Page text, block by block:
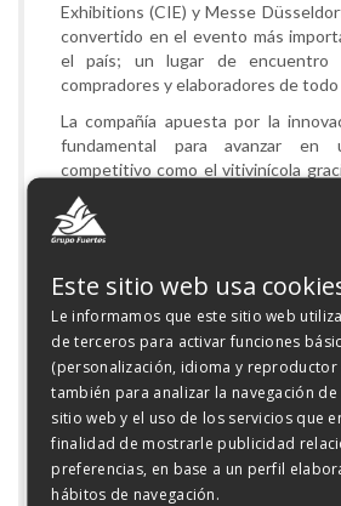
Exhibitions (CIE) y Messe
convertido en el evento más
el país; un lugar de encuentro
compradores y elaboradores de
La compañía apuesta por la
fundamental para avanzar en
competitivo como el vitivinícola
gama de vinos adaptados a los
comercialización y reconocidos
su relación calidad precio.
Bodegas Luzón es una compañía
su carácter innovador para
personalidad muy marcada. Es una
mayor relevancia de la
Protegida (DOP) Jumilla, que
hectáreas de viñedos para
con las que se elaboran vinos
fáciles de beber.
Este sitio web usa
Le informamos que este sitio web
de terceros para activar funciones
(personalización, idioma y reproductor
también para analizar la navegación
sitio web y el uso de los servicios que
finalidad de mostrarle publicidad
preferencias, en base a un perfil
hábitos de navegación.